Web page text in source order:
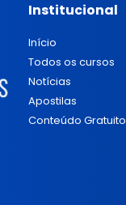
Institucional
Início
Todos os cursos
Notícias
Apostilas
Conteúdo Gratuito